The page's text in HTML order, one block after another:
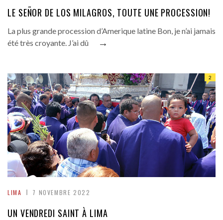
LE SEÑOR DE LOS MILAGROS, TOUTE UNE PROCESSION!
La plus grande procession d’Amerique latine Bon, je n’ai jamais
été très croyante. J’ai dû
→
LIMA 7 NOVEMBRE 2022
2
UN VENDREDI SAINT À LIMA